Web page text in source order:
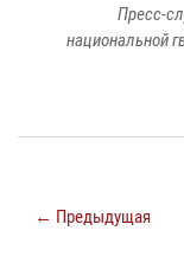
Пресс-
национальной
← Предыдущая